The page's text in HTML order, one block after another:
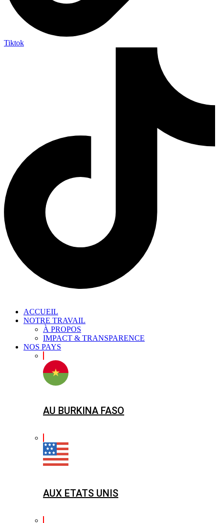
Tiktok
ACCUEIL
NOTRE TRAVAIL
À PROPOS
IMPACT & TRANSPARENCE
NOS PAYS
AU BURKINA FASO
AUX ETATS UNIS